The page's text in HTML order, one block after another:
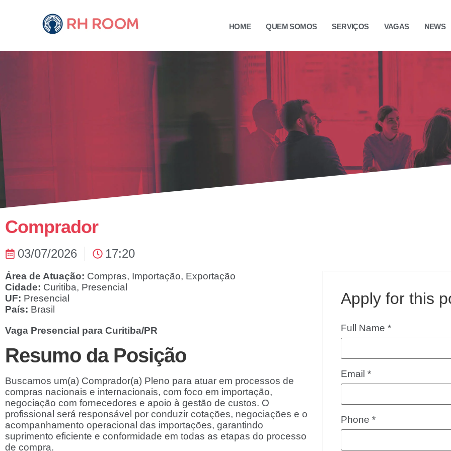
HOME QUEM SOMOS SERVIÇOS VAGAS NEWS
Comprador
03/07/2026 17:20
Área de Atuação: Compras Importação Exportação
Cidade: Curitiba Presencial
UF: Presencial
País: Brasil
Vaga Presencial para Curitiba/PR
Resumo da Posição
Buscamos um(a) Comprador(a) Pleno para atuar em processos de
compras nacionais e internacionais, com foco em importação,
negociação com fornecedores e apoio à gestão de custos. O
profissional será responsável por conduzir cotações, negociações e o
acompanhamento operacional das importações, garantindo
suprimento eficiente e conformidade em todas as etapas do processo
de compra.
Apply for this
Full Name *
Email *
Phone *